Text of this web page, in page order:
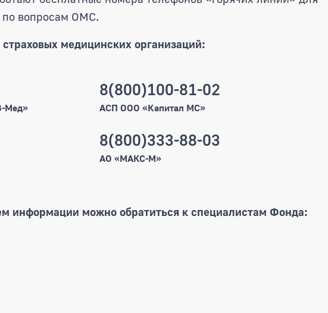
по вопросам ОМС.
медицинских организаций:
Мед»
8(800)100-81-02
АСП ООО «Капитал МС»
8(800)333-88-03
АО «МАКС-М»
информации можно обратиться к специалистам Фонда: